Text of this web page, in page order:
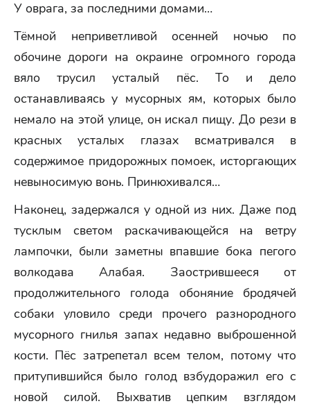
У оврага, за последними домами…
Тёмной неприветливой осенней ночью по
обочине дороги на окраине огромного города
вяло трусил усталый пёс. То и дело
останавливаясь у мусорных ям, которых было
немало на этой улице, он искал пищу. До рези в
красных усталых глазах всматривался в
содержимое придорожных помоек, исторгающих
невыносимую вонь. Принюхивался…
Наконец, задержался у одной из них. Даже под
тусклым светом раскачивающейся на ветру
лампочки, были заметны впавшие бока пегого
волкодава Алабая. Заострившееся от
продолжительного голода обоняние бродячей
собаки уловило среди прочего разнородного
мусорного гнилья запах недавно выброшенной
кости. Пёс затрепетал всем телом, потому что
притупившийся было голод взбудоражил его с
новой силой. Выхватив цепким взглядом